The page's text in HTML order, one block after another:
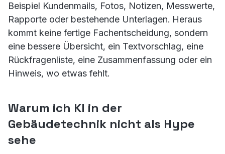
Beispiel Kundenmails, Fotos, Notizen, Messwerte,
Rapporte oder bestehende Unterlagen. Heraus
kommt keine fertige Fachentscheidung, sondern
eine bessere Übersicht, ein Textvorschlag, eine
Rückfragenliste, eine Zusammenfassung oder ein
Hinweis, wo etwas fehlt.
Warum ich KI in der
Gebäudetechnik nicht als Hype
sehe